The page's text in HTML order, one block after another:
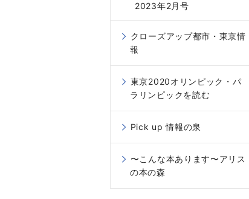
2023年2月号
クローズアップ都市・東京情
報
東京2020オリンピック・パ
ラリンピックを読む
Pick up 情報の泉
〜こんな本あります〜アリス
の本の森